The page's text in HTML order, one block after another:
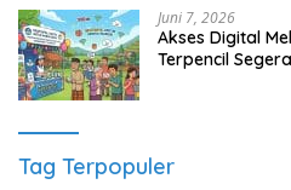
Juni 7, 2026
Akses Digital
Terpencil
Tag Terpopuler